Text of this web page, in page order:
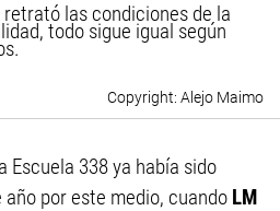
las condiciones de la
todo sigue igual según
Alejo Maimo
Escuela 338 ya había sido
por este medio, cuando LM